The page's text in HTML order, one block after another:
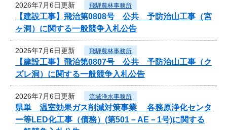
2026年7月6日更新 飛騨農林事務所
【建設工事】飛治第0808号 公共 予防治山工事（宮
ヶ洞）に関する一般競争入札公告
2026年7月6日更新 飛騨農林事務所
【建設工事】飛治第0807号 公共 予防治山工事（ク
ズレ洞）に関する一般競争入札公告
2026年7月6日更新 流域浄水事務所
県単 温室効果ガス削減対策事業 各務原浄化センタ
ー等LED化工事（債務）(第501－AE－1号)に関する